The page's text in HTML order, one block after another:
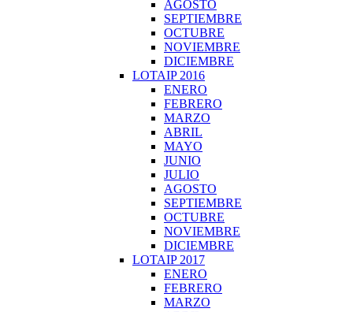
AGOSTO
SEPTIEMBRE
OCTUBRE
NOVIEMBRE
DICIEMBRE
LOTAIP 2016
ENERO
FEBRERO
MARZO
ABRIL
MAYO
JUNIO
JULIO
AGOSTO
SEPTIEMBRE
OCTUBRE
NOVIEMBRE
DICIEMBRE
LOTAIP 2017
ENERO
FEBRERO
MARZO